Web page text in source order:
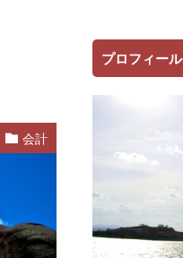
会計
プロフィール